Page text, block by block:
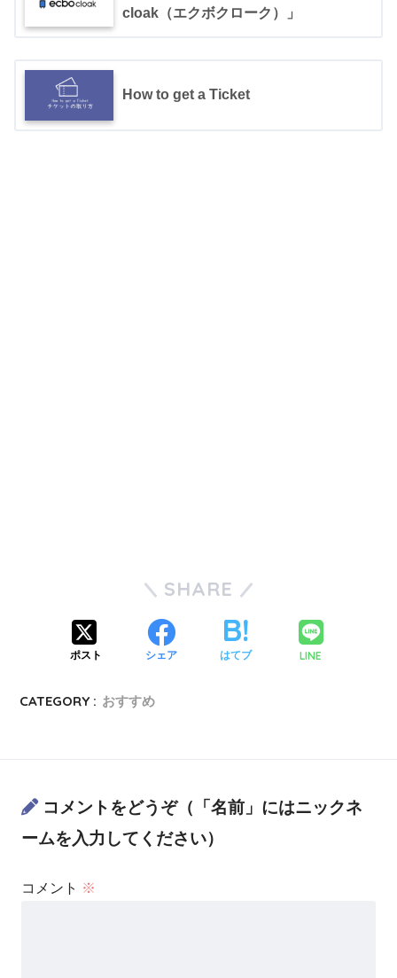
cloak（エクボクローク）」
How to get a Ticket
SHARE
ポスト シェア はてブ LINE
CATEGORY : おすすめ
コメントをどうぞ（「名前」にはニックネ
ームを入力してください）
コメント ※